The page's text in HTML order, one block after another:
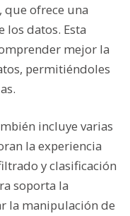
que ofrece una
los datos. Esta
mejor la
permitiéndoles
incluye varias
la experiencia
y clasificación
soporta la
la manipulación de